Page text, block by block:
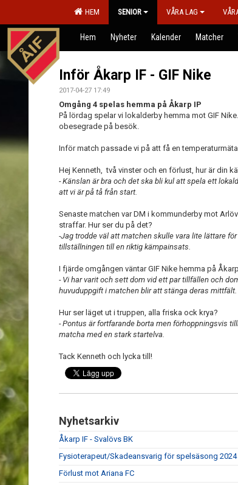
HEM SENIOR VÅRA LAG
Hem Nyheter Kalender Matcher
Inför Åkarp IF - GIF Nike
2017-04-27 17:49
Omgång 4 spelas hemma på Åkarp IP
På lördag spelar vi lokalderby hemma mot GIF
obesegrade på besök.
Inför match passade vi på att få en
Hej Kenneth, två vinster och en förlust, hur är din
- Känslan är bra och det ska bli kul att spela ett
att vi är på tå från start.
Senaste matchen var DM i kommunderby mot
straffar. Hur ser du på det?
-Jag trodde väl att matchen skulle vara lite lättare
tillställningen till en riktig kämpainsats.
I fjärde omgången väntar GIF Nike hemma på
- Vi har varit och sett dom vid ett par tillfällen och
huvuduppgift i matchen blir att stänga deras mittfält.
Hur ser läget ut i truppen, alla friska ock krya?
- Pontus är fortfarande borta men förhoppningsvis
matcha med en stark startelva.
Tack Kenneth och lycka till!
Nyhetsarkiv
Åkarp IF - Svalövs BK
Fysioterapeut/Skadeansvarig för spelsäsong 2024
Förlust mot Ariana FC